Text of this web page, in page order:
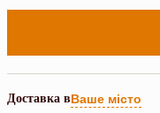
Доставка вВаше місто